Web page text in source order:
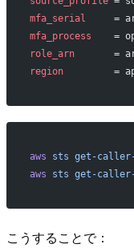
mfa_serial
=
mfa_process
=
role_arn
=
region
=
aws sts get-
aws sts get-
こうすることで：